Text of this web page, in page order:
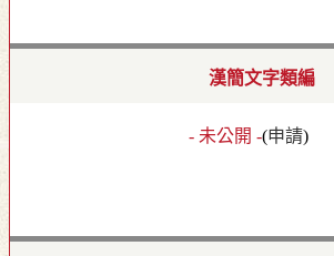
漢簡文字類編
- 未公開 -(申請)